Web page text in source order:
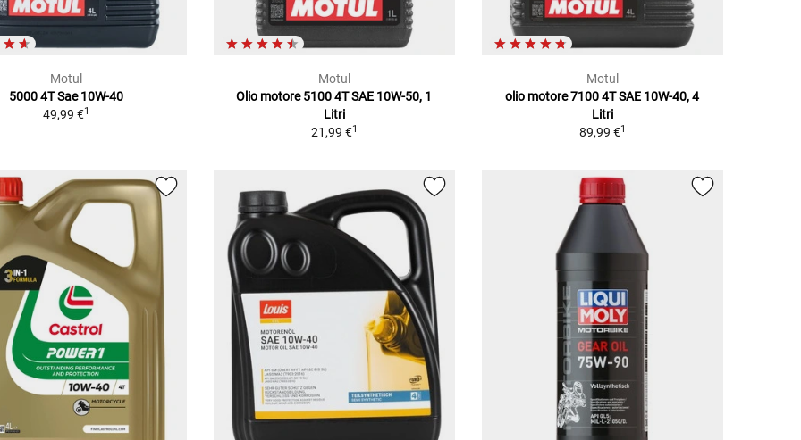
Motul
5000 4T Sae 10W-40
49,99 €1
Motul
Olio motore 5100 4T SAE 10W-50, 1
Litri
21,99 €1
Motul
olio motore 7100 4T SAE 10W-40, 4
Litri
89,99 €1